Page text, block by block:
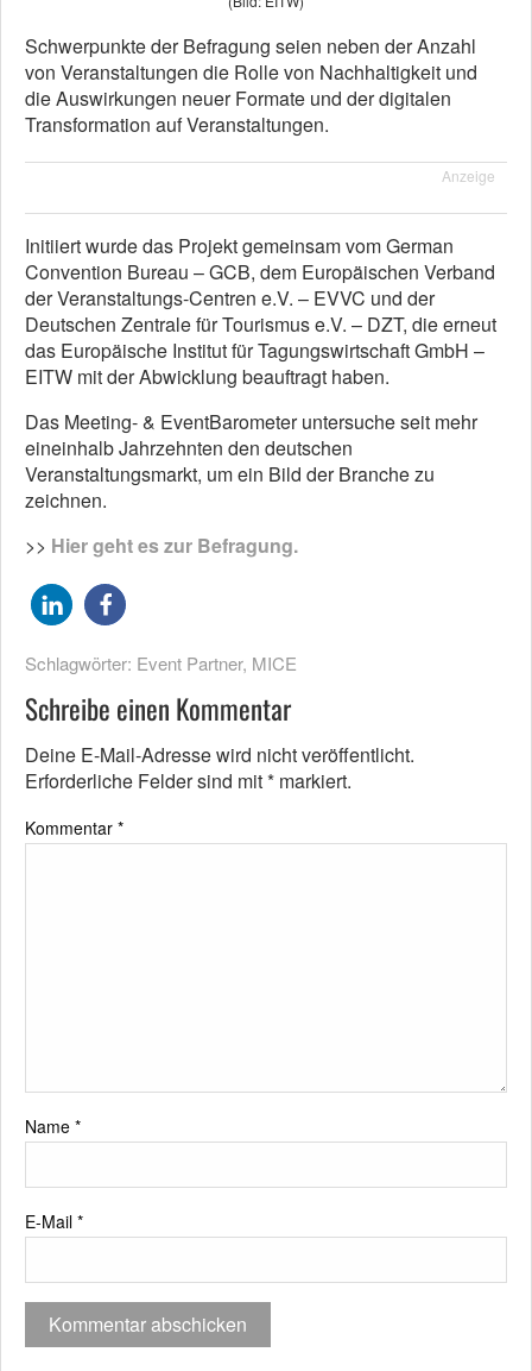
Schwerpunkte der Befragung seien neben der Anzahl
von Veranstaltungen die Rolle von Nachhaltigkeit und
die Auswirkungen neuer Formate und der digitalen
Transformation auf Veranstaltungen.
Anzeige
Initiiert wurde das Projekt gemeinsam vom German
Convention Bureau – GCB, dem Europäischen Verband
der Veranstaltungs-Centren e.V. – EVVC und der
Deutschen Zentrale für Tourismus e.V. – DZT, die erneut
das Europäische Institut für Tagungswirtschaft GmbH –
EITW mit der Abwicklung beauftragt haben.
Das Meeting- & EventBarometer untersuche seit mehr
eineinhalb Jahrzehnten den deutschen
Veranstaltungsmarkt, um ein Bild der Branche zu
zeichnen.
>> Hier geht es zur Befragung.
Schlagwörter: Event Partner, MICE
Schreibe einen Kommentar
Deine E-Mail-Adresse wird nicht veröffentlicht.
Erforderliche Felder sind mit* markiert.
Kommentar *
Name *
E-Mail *